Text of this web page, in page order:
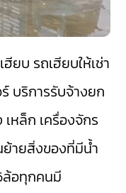
ยบ รถเฮียบให้เช่า
บริการรับจ้างยก
หล็ก เครื่องจักร
ายสิ่งของที่มีน้ำ
ล้อทุกคนมี